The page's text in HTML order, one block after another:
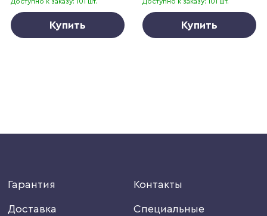
Купить Купить
Гарантия
Доставка
Контакты
Специальные